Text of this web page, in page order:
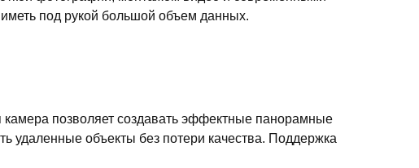
под рукой большой объем данных.
позволяет создавать эффектные панорамные
удаленные объекты без потери качества. Поддержка